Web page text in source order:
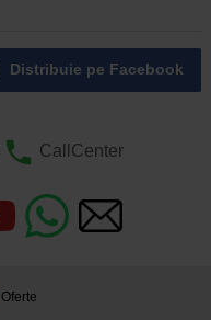
Distribuie pe Facebook
CallCenter
Oferte